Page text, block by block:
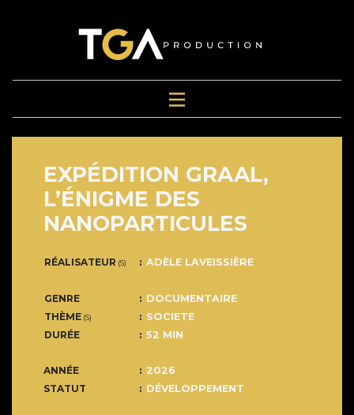
EXPÉDITION GRAAL,
L’ÉNIGME DES
NANOPARTICULES
RÉALISATEUR (S) ADÈLE LAVEISSIÈRE
GENRE
DOCUMENTAIRE
THÈME (S)
SOCIETE
DURÉE
52 MIN
ANNÉE
2026
STATUT
DÉVELOPPEMENT